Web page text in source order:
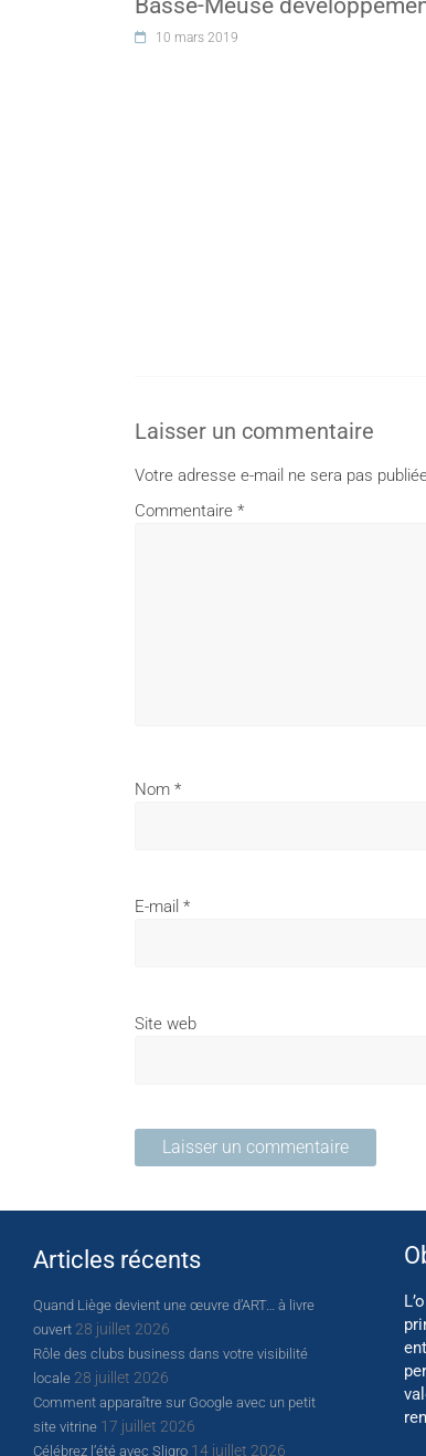
Basse-Meuse
10 mars 2019
Laisser un commentaire
Votre adresse e-mail ne sera pas
Commentaire *
Nom *
E-mail *
Site web
Articles récents
Quand Liège devient une œuvre d’ART… à livre
ouvert 28 juillet 2026
Rôle des clubs business dans votre visibilité
locale 28 juillet 2026
Comment apparaître sur Google avec un petit
site vitrine 17 juillet 2026
Célébrez l’été avec Sligro 14 juillet 2026